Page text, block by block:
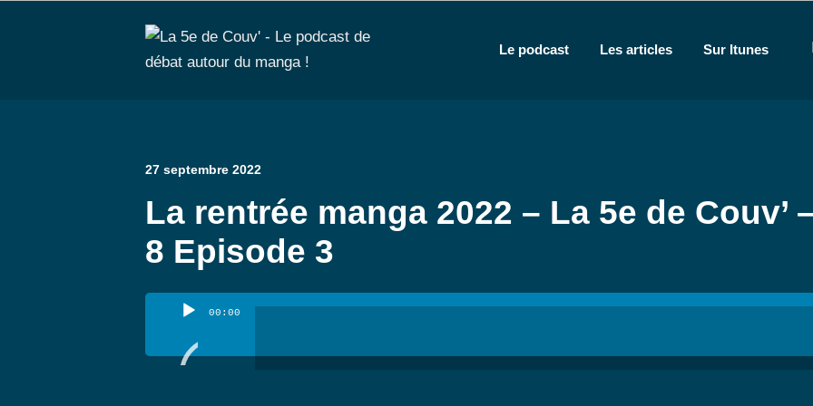
Le podcast Les articles Sur Itunes
27 septembre 2022
La rentrée manga 2022 – La 5e de Couv’
8 Episode 3
Lecteur00:00